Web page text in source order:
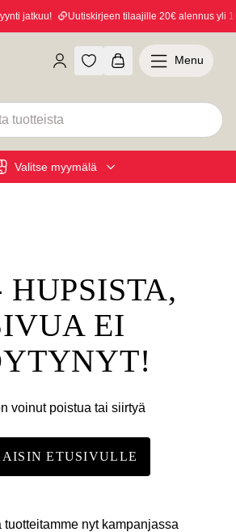
jatkuu! Uutiskirjeen tilaajille 20€ alennus yli
Valitse myymälä
Menu
HUPSISTA,
EI
voinut poistua tai siirtyä
ETUSIVULLE
tuotteitamme nyt kampanjassa